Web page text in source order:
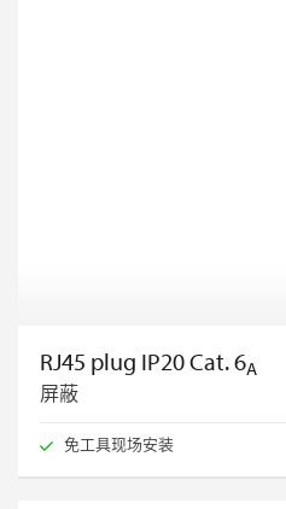
RJ45 plug IP20 Cat. 6A
屏蔽
免工具现场安装